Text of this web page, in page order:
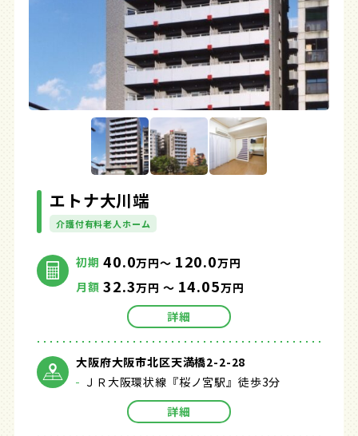
エトナ大川端
介護付有料老人ホーム
初期 40.0万円～ 120.0万円
月額 32.3万円 ～ 14.05万円
詳細
大阪府大阪市北区天満橋2-2-28
ＪＲ大阪環状線『桜ノ宮駅』徒歩3分
詳細